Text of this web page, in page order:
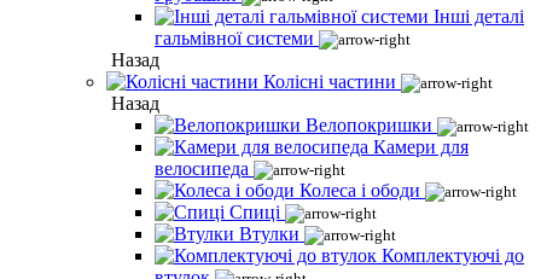
Інші деталі
гальмівної системи
Назад
Колісні частини
Назад
Велопокришки
Камери для
велосипеда
Колеса і ободи
Спиці
Втулки
Комплектуючі до